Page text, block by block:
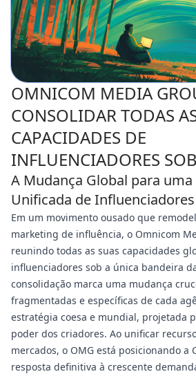
OMNICOM MEDIA
CONSOLIDAR TODAS
CAPACIDADES DE
INFLUENCIADORES
A Mudança Global para
Unificada de Influenciadores
Em um movimento ousado que
marketing de influência, o Omnicom
reunindo todas as suas capacidades
influenciadores sob a única bandeira
consolidação marca uma mudança
fragmentadas e específicas de cada
estratégia coesa e mundial, projetada
poder dos criadores. Ao unificar
mercados, o OMG está posicionando a
resposta definitiva à crescente